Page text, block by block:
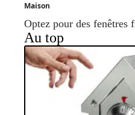
Maison
Optez pour des fenêtres
Au top